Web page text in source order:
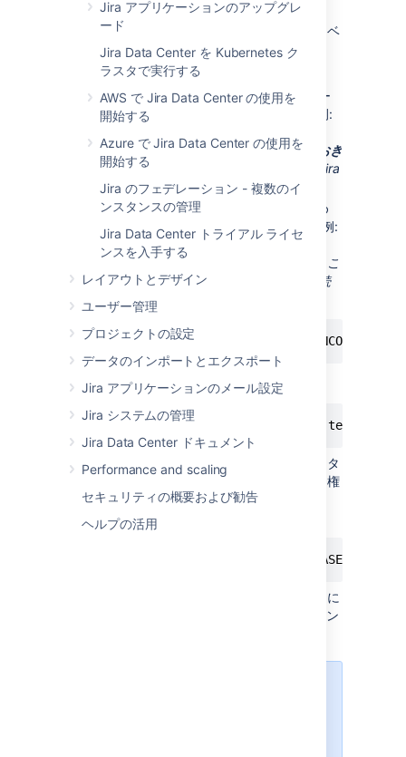
Jira アプリケーションのアップグレ
ード
Jira Data Center を Kubernetes ク
ラスタで実行する
AWS で Jira Data Center の使用を
開始する
Azure で Jira Data Center の使用を
開始する
Jira のフェデレーション - 複数のイ
ンスタンスの管理
Jira Data Center トライアル ライセ
ンスを入手する
レイアウトとデザイン
ユーザー管理
プロジェクトの設定
データのインポートとエクスポート
Jira アプリケーションのメール設定
Jira システムの管理
Jira Data Center ドキュメント
Performance and scaling
セキュリティの概要および勧告
ヘルプの活用
PostgreSQL のバージョンのユーザーやデータベ
ースの作成に関する情報は、PostgreSQL の
Web サイトに記載されています。
Jiraが接続するためのデータベース ユー
ザー (ログイン ロール) を作成します (例:
このデータベース ユーザー名を覚えておき
ます。 これは以降のステップにおいて
Jira
の接続を設定する際に使用します。
Unicode 照合を含む課題を保存するため
に、 Jira 用データベースを作成します (例:
jiradb)。
このデータベース名を覚えておきます。
こ
れは以降のステップにおいて
の接続
を設定する際に使用します。
CREATE DATABASE jiradb WITH ENCODING
またはコマンドラインから
$ createdb -E UNICODE -l C -T template0
ユーザーがデータベースに接続し、データ
ベース中でテーブルを作成・追加できる権
限を持っていることを確認します。
GRANT ALL PRIVILEGES ON DATABASE
権限が正常に付与されたことを検証するに
は、データベースに接続して「\z」コマン